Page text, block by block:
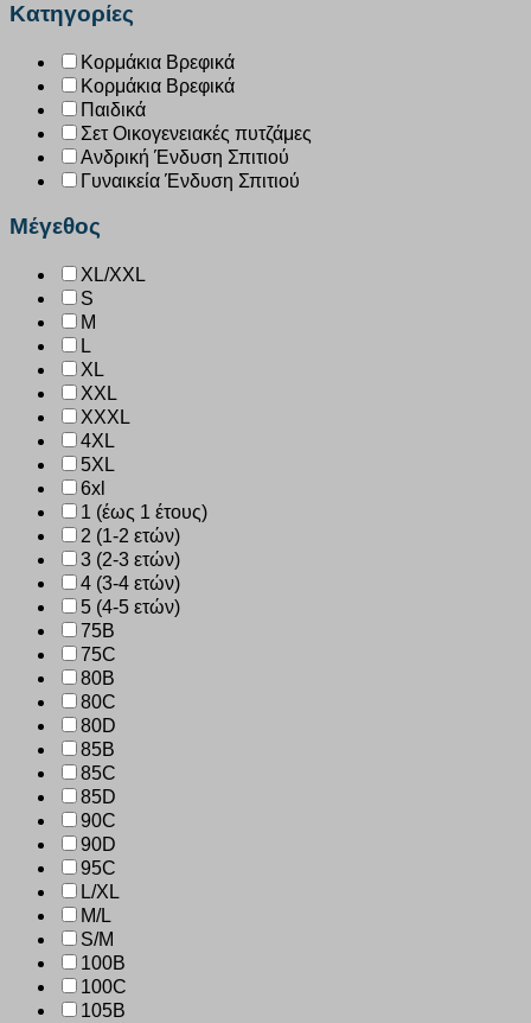
Κατηγορίες
Κορμάκια Βρεφικά
Κορμάκια Βρεφικά
Παιδικά
Σετ Οικογενειακές πυτζάμες
Ανδρική Ένδυση Σπιτιού
Γυναικεία Ένδυση Σπιτιού
Μέγεθος
XL/XXL
S
M
L
XL
XXL
XXXL
4XL
5XL
6xl
1 (έως 1 έτους)
2 (1-2 ετών)
3 (2-3 ετών)
4 (3-4 ετών)
5 (4-5 ετών)
75B
75C
80B
80C
80D
85B
85C
85D
90C
90D
95C
L/XL
M/L
S/M
100B
100C
105B